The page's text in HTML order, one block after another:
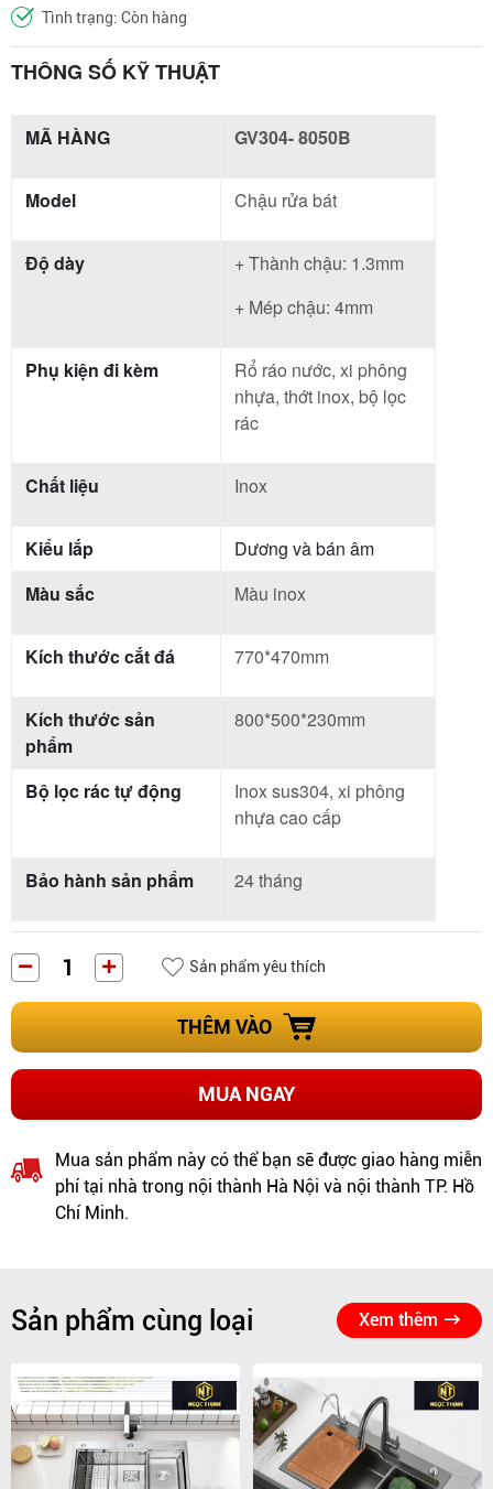
Tình trạng: Còn hàng
THÔNG SỐ KỸ THUẬT
MÃ HÀNG GV304- 8050B
Model Chậu rửa bát
Độ dày
+ Thành chậu: 1.3mm
+ Mép chậu: 4mm
Phụ kiện đi kèm
Rổ ráo nước, xi phông
nhựa, thớt inox, bộ lọc
rác
Chất liệu Inox
Kiểu lắp
Dương và bán âm
Màu sắc
Màu inox
Kích thước cắt đá 770*470mm
Kích thước sản
phẩm
800*500*230mm
Bộ lọc rác tự động
Inox sus304, xi phông
nhựa cao cấp
Bảo hành sản phẩm 24 tháng
Sản phẩm yêu thích
THÊM VÀO
MUA NGAY
Mua sản phẩm này có thể bạn sẽ được giao hàng miễn
phí tại nhà trong nội thành Hà Nội và nội thành TP. Hồ
Chí Minh.
Sản phẩm cùng loại Xem thêm